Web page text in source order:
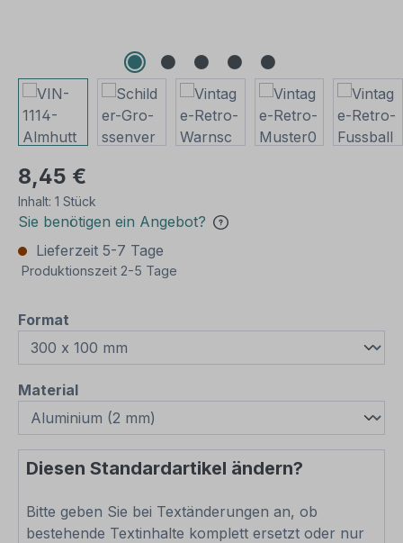
8,45 €
Inhalt: 1 Stück
Sie benötigen ein Angebot?
Lieferzeit 5-7 Tage
Produktionszeit 2-5 Tage
Format
Materialauswählen
Diesen Standardartikel ändern?
Bitte geben Sie bei Textänderungen an, ob
bestehende Textinhalte komplett ersetzt oder nur